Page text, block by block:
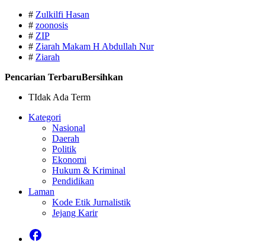
# Zulkilfi Hasan
# zoonosis
# ZIP
# Ziarah Makam H Abdullah Nur
# Ziarah
Pencarian TerbaruBersihkan
TIdak Ada Term
Kategori
Nasional
Daerah
Politik
Ekonomi
Hukum & Kriminal
Pendidikan
Laman
Kode Etik Jurnalistik
Jejang Karir